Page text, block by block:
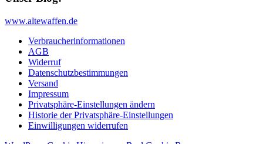
www.altewaffen.de
Verbraucherinformationen
AGB
Widerruf
Datenschutzbestimmungen
Versand
Impressum
Privatsphäre-Einstellungen ändern
Historie der Privatsphäre-Einstellungen
Einwilligungen widerrufen